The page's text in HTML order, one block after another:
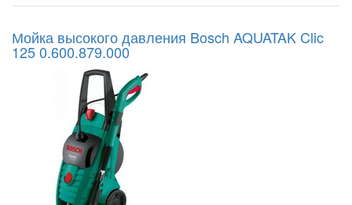
Мойка высокого давления Bosch AQUATAK Clic
125 0.600.879.000